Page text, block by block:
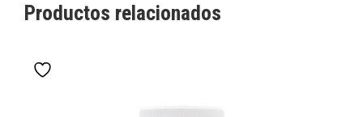
Productos relacionados